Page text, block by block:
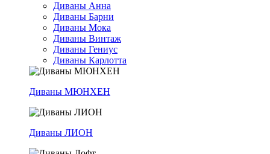
Диваны Анна
Диваны Барни
Диваны Мока
Диваны Винтаж
Диваны Гениус
Диваны Карлотта
Диваны МЮНХЕН
Диваны ЛИОН